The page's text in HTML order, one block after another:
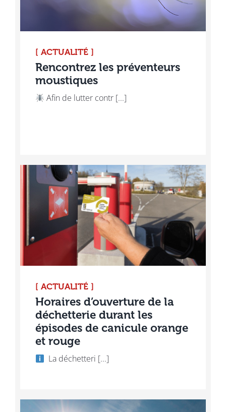
[ ACTUALITÉ ]
Rencontrez les préventeurs
moustiques
Afin de lutter contr [...]
[ ACTUALITÉ ]
Horaires d’ouverture de la
déchetterie durant les
épisodes de canicule orange
et rouge
​ La déchetteri [...]